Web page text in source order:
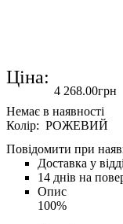
Ціна:
4 268.00грн
Колір: РОЖЕВИЙ
Повідомити при
Доставка у
14 днів на
Опис
100%